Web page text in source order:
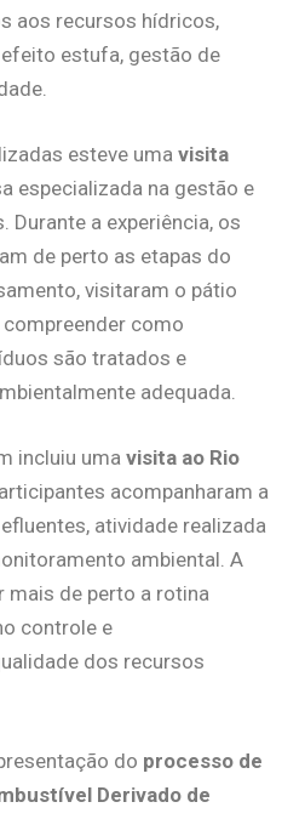
aos recursos hídricos,
estufa, gestão de
esteve uma visita
especializada na gestão e
Durante a experiência, os
de perto as etapas do
visitaram o pátio
como
são tratados e
adequada.
incluiu uma visita ao Rio
acompanharam a
atividade realizada
ambiental. A
mais de perto a rotina
controle e
dos recursos
do processo de
Derivado de